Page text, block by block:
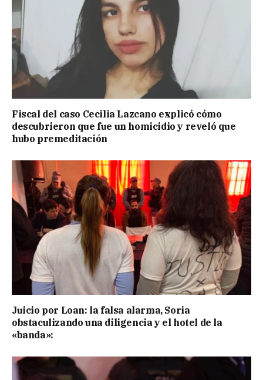
Fiscal del caso Cecilia Lazcano explicó cómo
descubrieron que fue un homicidio y reveló que
hubo premeditación
Juicio por Loan: la falsa alarma, Soria
obstaculizando una diligencia y el hotel de la
«banda»: